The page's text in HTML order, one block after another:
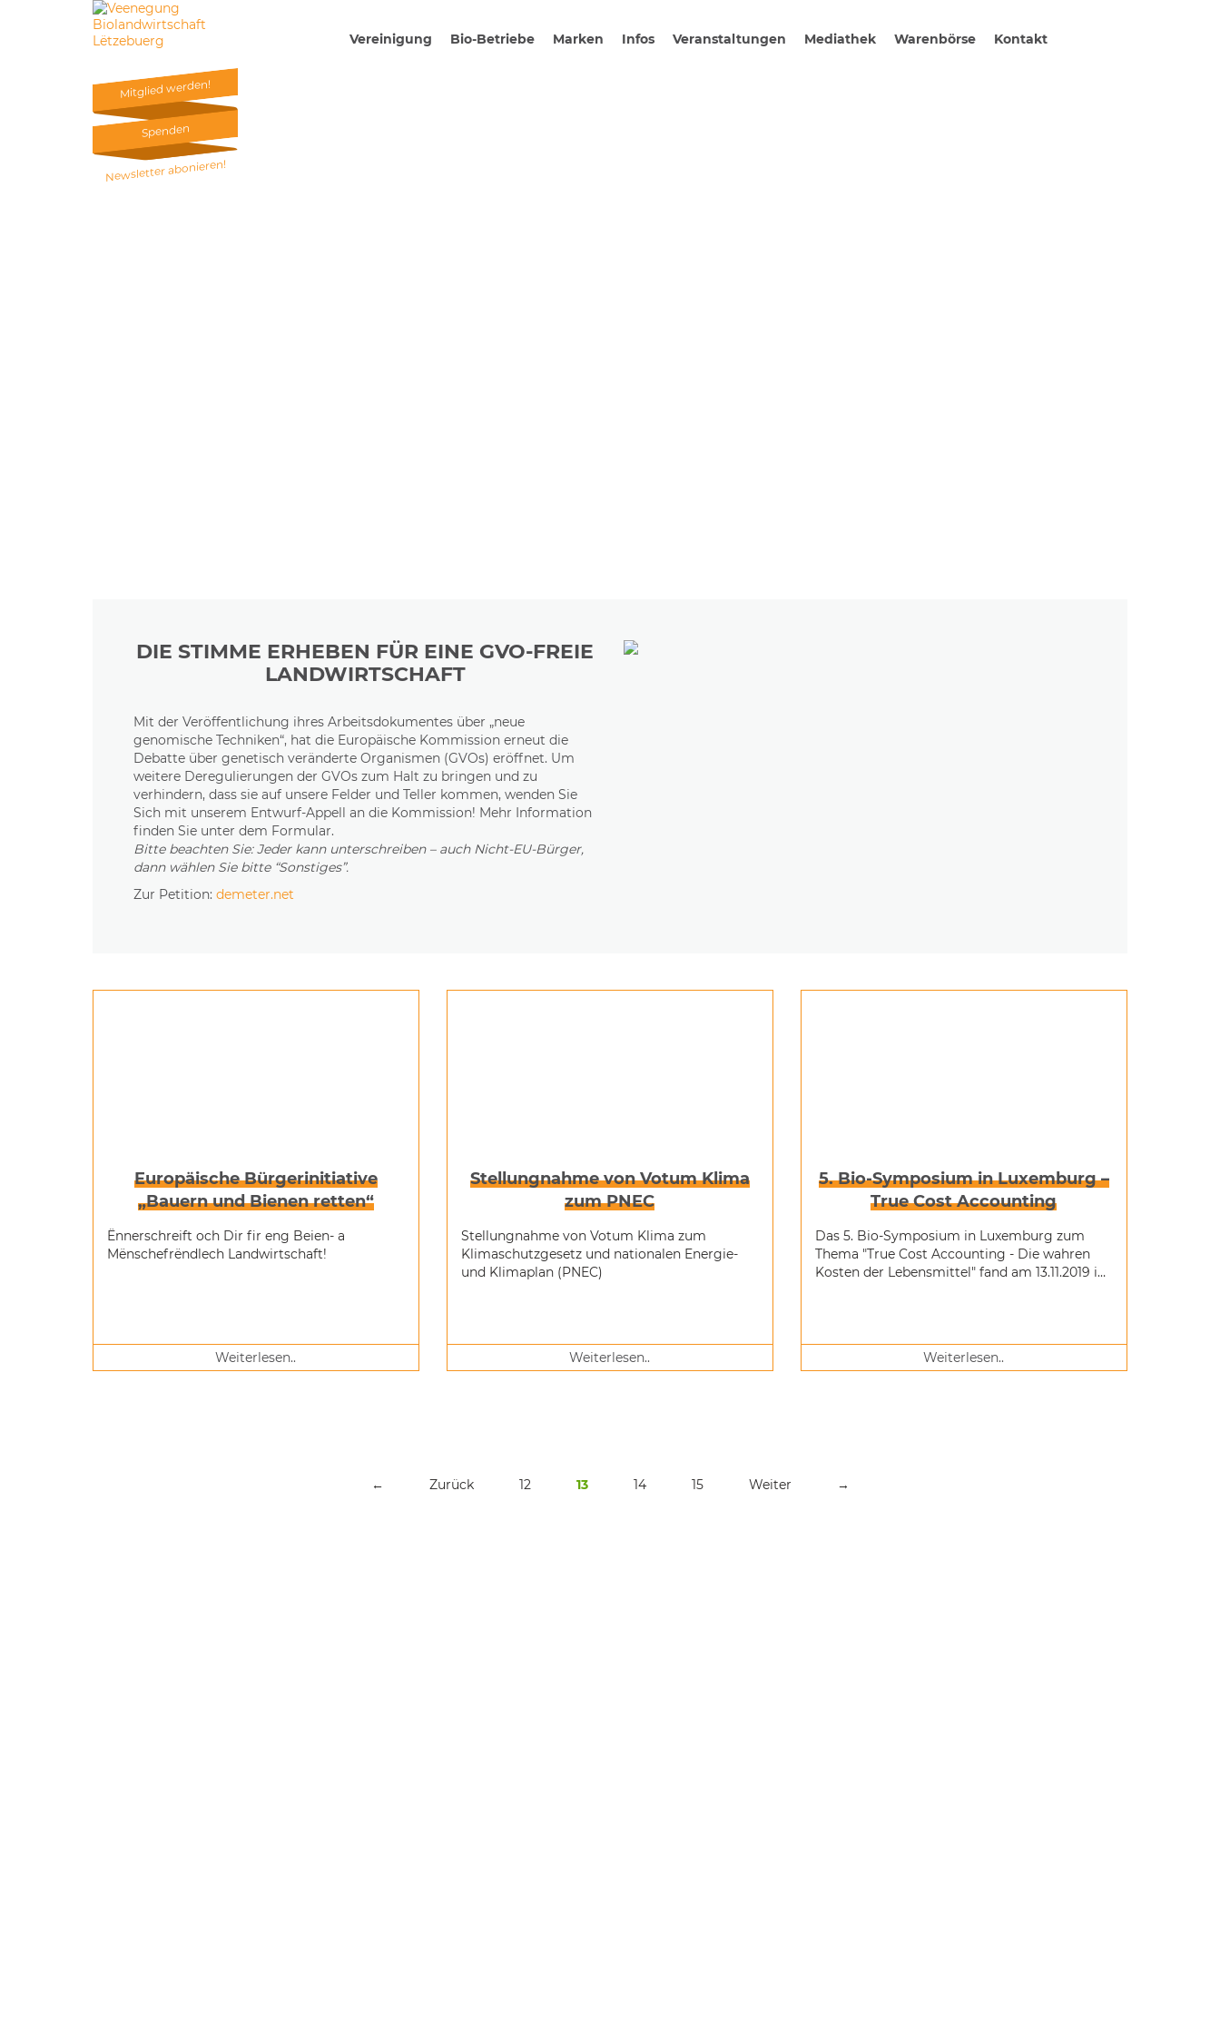
Mitglied werden!
Mitglied werden!
Spenden
Spenden
Newsletter abonieren!
Vereinigung Bio-Betriebe Marken Infos Veranstaltungen Mediathek Warenbörse Kontakt
DIE STIMME ERHEBEN FÜR EINE GVO-FREIE
LANDWIRTSCHAFT
Mit der Veröffentlichung ihres Arbeitsdokumentes über „neue
genomische Techniken“, hat die Europäische Kommission erneut die
Debatte über genetisch veränderte Organismen (GVOs) eröffnet. Um
weitere Deregulierungen der GVOs zum Halt zu bringen und zu
verhindern, dass sie auf unsere Felder und Teller kommen, wenden Sie
Sich mit unserem Entwurf-Appell an die Kommission! Mehr Information
finden Sie unter dem Formular.
Bitte beachten Sie: Jeder kann unterschreiben – auch Nicht-EU-Bürger,
dann wählen Sie bitte “Sonstiges”.
Zur Petition: demeter.net
Europäische Bürgerinitiative
„Bauern und Bienen retten“
Ënnerschreift och Dir fir eng Beien- a
Mënschefrëndlech Landwirtschaft!
Weiterlesen..
Stellungnahme von Votum Klima
zum PNEC
Stellungnahme von Votum Klima zum
Klimaschutzgesetz und nationalen Energie-
und Klimaplan (PNEC)
Weiterlesen..
5. Bio-Symposium in Luxemburg –
True Cost Accounting
Das 5. Bio-Symposium in Luxemburg zum
Thema "True Cost Accounting - Die wahren
Kosten der Lebensmittel" fand am 13.11.2019 im
Weiterlesen..
← Zurück 12 13 14 15 Weiter →